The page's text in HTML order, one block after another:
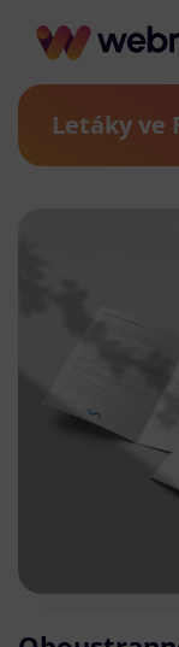
Letáky ve